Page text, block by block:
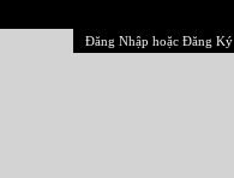
Đăng Nhập hoặc Đăng Ký